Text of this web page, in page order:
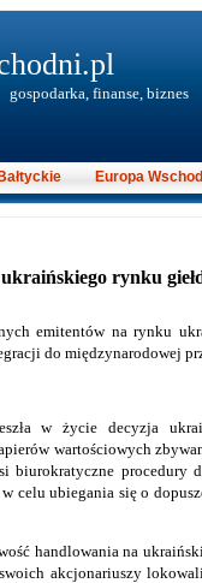
rynku
emitentów na rynku
do międzynarodowej
w życie decyzja
wartościowych
biurokratyczne procedury
celu ubiegania się o
handlowania na
akcjonariuszy
gospodarka, finanse, biznes
Europa